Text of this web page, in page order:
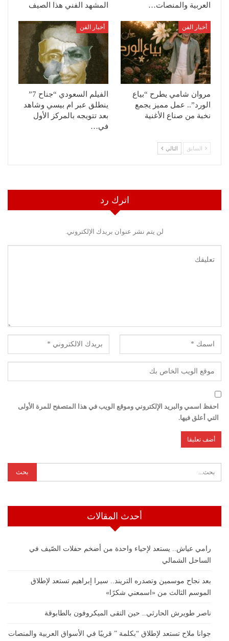
العربية والمنصات… المشهد الفني هذا الصيف
أخبار الفن
مروان شامي يطرح “بياع
الورد”.. عمل مميز يجمع
نخبة من صناع الأغنية
أخبار الفن
الفيلم السعودي “جناح 7”
ينطلق عبر ام بيسي وشاهد
بعد تتويجه بالمركز الأول
في…
السابق التالي
اترك رد
لن يتم نشر عنوان بريدك الإلكتروني.
احفظ اسمي والبريد الإلكتروني وموقع الويب في هذا المتصفح للمرة الأولى
التي أعلق فيها.
أحدث المقالات
رامي عياش.. يستعد لإحياء واحدة من أضخم حفلات الصّيف في
الساحل الشمالي
بعد نجاح موسمين وتصدره التريند.. سيرا إبراهيم تستعد لإطلاق
الموسم الثالث من «اسمعني شكرًا»
ناصر طويرش الحارثي.. حين التقى الميكروفون بالطابوقة
جوانا ملاح تستعد لإطلاق “بكلمة ” قريبًا في الأسواق العربية والمنصات